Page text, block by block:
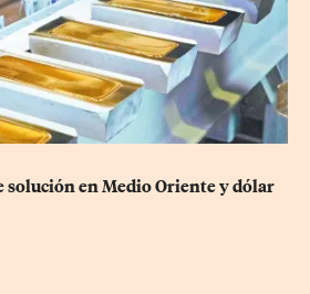
solución en Medio Oriente y dólar